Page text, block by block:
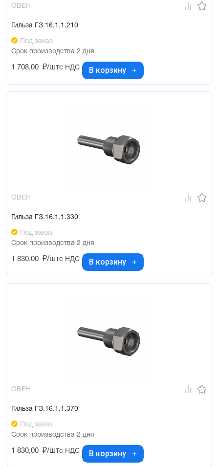
ОВЕН
Гильза ГЗ.16.1.1.210
Под заказ
Срок производства 2 дня
1 708,00 ₽/штс НДС В корзину
ОВЕН
Гильза ГЗ.16.1.1.330
Под заказ
Срок производства 2 дня
1 830,00 ₽/штс НДС В корзину
ОВЕН
Гильза ГЗ.16.1.1.370
Под заказ
Срок производства 2 дня
1 830,00 ₽/штс НДС В корзину